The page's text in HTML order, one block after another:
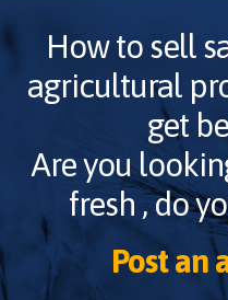
How to sell
agricultural
get
Are you
fresh , do
Post an